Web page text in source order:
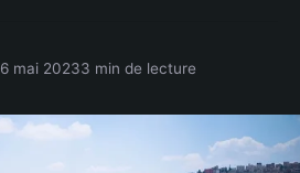
6 mai 20233 min de lecture